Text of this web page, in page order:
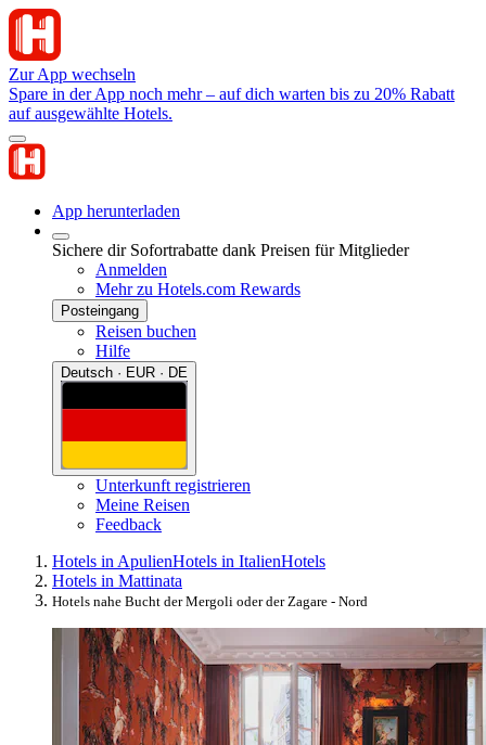
Zur App wechseln
Spare in der App noch mehr – auf dich warten bis zu 20% Rabatt
auf ausgewählte Hotels.
App herunterladen
Sichere dir Sofortrabatte dank Preisen für Mitglieder
Anmelden
Mehr zu Hotels.com Rewards
Posteingang
Reisen buchen
Hilfe
Deutsch · EUR · DE
Unterkunft registrieren
Meine Reisen
Feedback
Hotels in ApulienHotels in ItalienHotels
Hotels in Mattinata
Hotels nahe Bucht der Mergoli oder der Zagare - Nord